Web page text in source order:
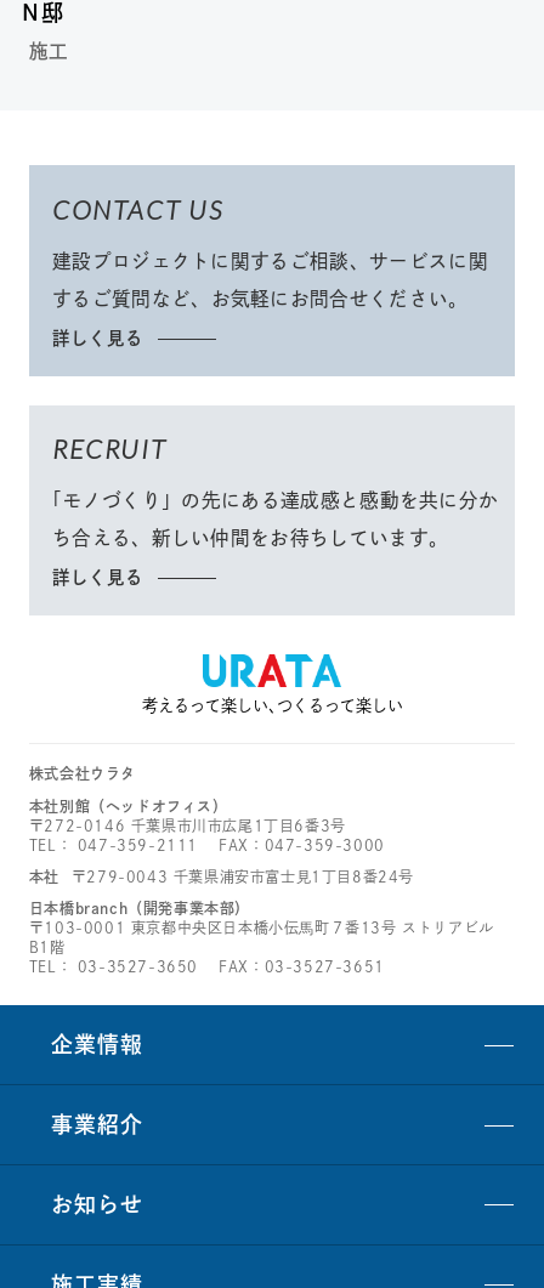
N邸
施工
CONTACT US
建設プロジェクトに関するご相談、サービスに関
するご質問など、
お気軽にお問合せください。
詳しく見る
RECRUIT
「モノづくり」 の先にある達成感と感動を共に分か
ち合える、 新しい仲間をお待ちしています。
詳しく見る
考えるって楽しい､つくるって楽しい
株式会社ウラタ
本社別館（ヘッドオフィス）
〒272-0146 千葉県市川市広尾1丁目6番3号
TEL： 047-359-2111 FAX：047-359-3000
本社 〒279-0043 千葉県浦安市富士見1丁目8番24号
日本橋branch（開発事業本部）
〒103-0001 東京都中央区日本橋小伝馬町７番13号 ストリアビル
B1階
TEL： 03-3527-3650 FAX：03-3527-3651
企業情報
事業紹介
お知らせ